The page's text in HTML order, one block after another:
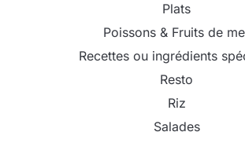
Plats
Poissons & Fruits de
Recettes ou ingrédients
Resto
Riz
Salades